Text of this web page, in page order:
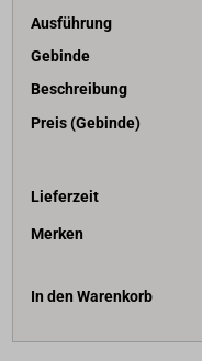
Ausführung
Gebinde
Beschreibung
Preis (Gebinde)
Lieferzeit
Merken
In den Warenkorb